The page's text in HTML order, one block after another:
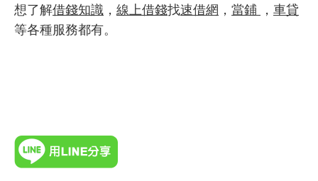
想了解借錢知識 ， 線上借錢找速借網 ， 當鋪 ， 車貸
等各種服務都有。